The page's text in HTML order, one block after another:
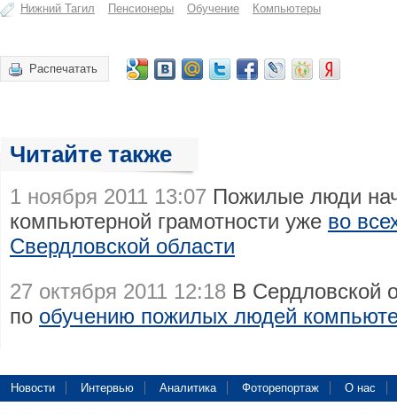
Нижний Тагил Пенсионеры Обучение Компьютеры
Распечатать
Читайте также
1 ноября 2011 13:07 Пожилые люди
компьютерной грамотности уже во
Свердловской области
27 октября 2011 12:18 В Сердловской
по обучению пожилых людей
Новости Интервью Аналитика Фоторепортаж О нас